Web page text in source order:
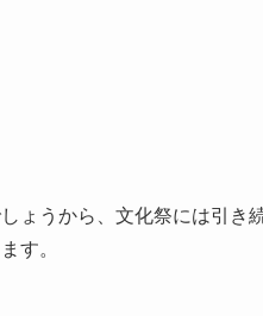
ょうから、文化祭には引き
す。